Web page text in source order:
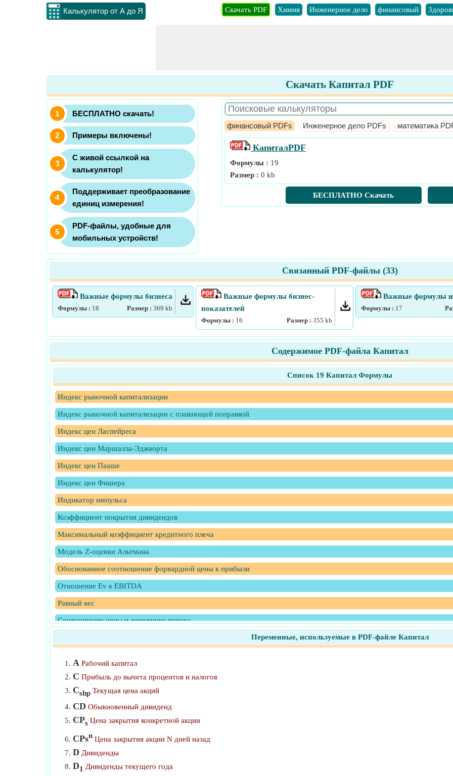
Калькулятор от А до Я Скачать PDF Химия Инженерное дело финансовый
Скачать Капитал PDF
БЕСПЛАТНО скачать!
Примеры включены!
С живой ссылкой на
калькулятор!
Поддерживает преобразование
единиц измерения!
PDF-файлы, удобные для
мобильных устройств!
финансовый PDFs Инженерное дело PDFs математика
КапиталPDF
Формулы : 19
Размер :0 kb
БЕСПЛАТНО Скачать
Связанный PDF-файлы (33)
Важные формулы бизнеса
Формулы : 18 Размер : 369 kb
Важные формулы бизнес-
показателей
Формулы : 16 Размер : 355 kb
Важные формулы
Формулы : 17
Содержимое PDF-файла Капитал
Список 19 Капитал Формулы
Индекс рыночной капитализации
Индекс рыночной капитализации с плавающей поправкой
Индекс цен Ласпейреса
Индекс цен Маршалла-Эджворта
Индекс цен Пааше
Индекс цен Фишера
Индикатор импульса
Коэффициент покрытия дивидендов
Максимальный коэффициент кредитного плеча
Модель Z-оценки Альтмана
Обоснованное соотношение форвардной цены к прибыли
Отношение Ev к EBITDA
Равный вес
Соотношение цены и денежного потока
Темпы роста дивидендов
Устойчивый темп роста
Цена маржинального требования
Переменные, используемые в PDF-файле Капитал
A Рабочий капитал
C Прибыль до вычета процентов и налогов
Cshp Текущая цена акций
CD Обыкновенный дивиденд
CPs Цена закрытия конкретной акции
CPsn Цена закрытия акции N дней назад
D Дивиденды
D1 Дивиденды текущего года